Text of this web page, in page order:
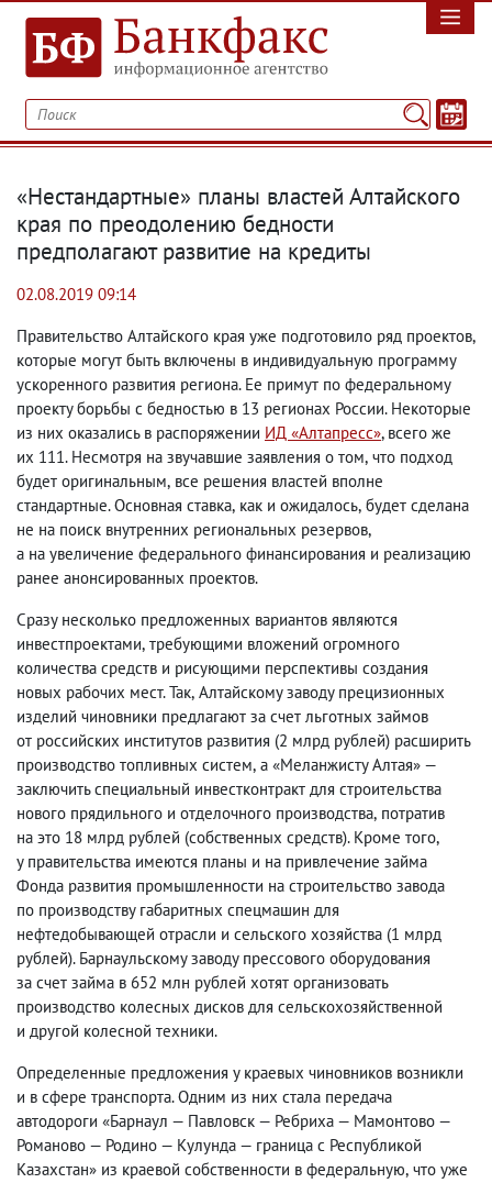
«Нестандартные» планы властей Алтайского
края по преодолению бедности
предполагают развитие на кредиты
02.08.2019 09:14
Правительство Алтайского края уже подготовило ряд проектов,
которые могут быть включены в индивидуальную программу
ускоренного развития региона. Ее примут по федеральному
проекту борьбы с бедностью в 13 регионах России. Некоторые
из них оказались в распоряжении ИД «Алтапресс», всего же
их 111. Несмотря на звучавшие заявления о том, что подход
будет оригинальным, все решения властей вполне
стандартные. Основная ставка, как и ожидалось, будет сделана
не на поиск внутренних региональных резервов,
а на увеличение федерального финансирования и реализацию
ранее анонсированных проектов.
Сразу несколько предложенных вариантов являются
инвестпроектами, требующими вложений огромного
количества средств и рисующими перспективы создания
новых рабочих мест. Так, Алтайскому заводу прецизионных
изделий чиновники предлагают за счет льготных займов
от российских институтов развития (2 млрд рублей) расширить
производство топливных систем, а «Меланжисту Алтая» —
заключить специальный инвестконтракт для строительства
нового прядильного и отделочного производства, потратив
на это 18 млрд рублей (собственных средств). Кроме того,
у правительства имеются планы и на привлечение займа
Фонда развития промышленности на строительство завода
по производству габаритных спецмашин для
нефтедобывающей отрасли и сельского хозяйства (1 млрд
рублей). Барнаульскому заводу прессового оборудования
за счет займа в 652 млн рублей хотят организовать
производство колесных дисков для сельскохозяйственной
и другой колесной техники.
Определенные предложения у краевых чиновников возникли
и в сфере транспорта. Одним из них стала передача
автодороги «Барнаул — Павловск — Ребриха — Мамонтово —
Романово — Родино — Кулунда — граница с Республикой
Казахстан» из краевой собственности в федеральную, что уже